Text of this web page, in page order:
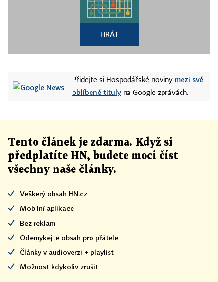
HRÁT
Přidejte si Hospodářské noviny mezi své
oblíbené tituly na Google zprávách.
Tento článek je zdarma. Když si
předplatíte HN, budete moci číst
všechny naše články.
Veškerý obsah HN.cz
Mobilní aplikace
Bez reklam
Odemykejte obsah pro přátele
Články v audioverzi + playlist
Možnost kdykoliv zrušit